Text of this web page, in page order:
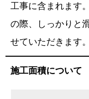
工事に含まれます
の際、しっかりと
せていただきます。
施工面積について